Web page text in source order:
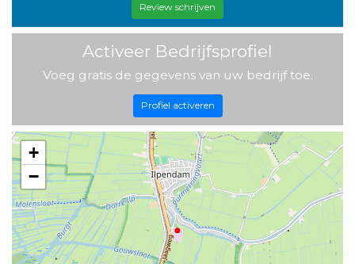
Review schrijven
Activeer Bedrijfsprofiel
Voeg gratis de gegevens van uw bedrijf toe.
Profiel activeren
+
−